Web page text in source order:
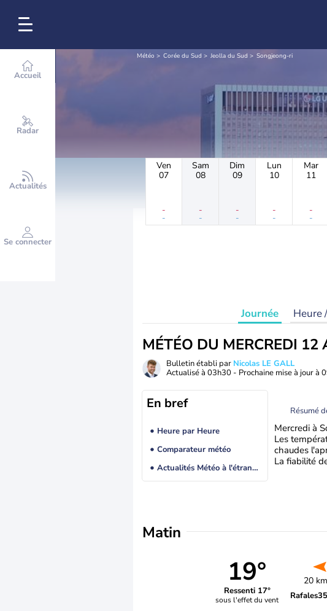
Accueil
Radar
Actualités
Se connecter
Météo Corée du Sud Jeolla du Sud Songjeong-ri
Ven
07
-
-
Sam
08
-
-
Dim
09
-
-
Lun
10
-
-
Mar
11
-
-
Journée Heure
MÉTÉO DU MERCREDI 12
Bulletin établi par Nicolas LE GALL
Actualisé à 03h30 - Prochaine mise à jour à
En bref
Heure par Heure
Comparateur météo
Actualités Météo à l'étranger
Résumé
Mercredi à
Les
chaudes
La fiabilité
Matin
19°
Ressenti 17°
sous l'effet du vent
20
Rafales